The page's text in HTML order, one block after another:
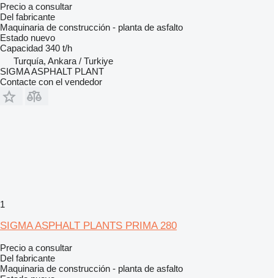
Precio a consultar
Del fabricante
Maquinaria de construcción - planta de asfalto
Estado nuevo
Capacidad 340 t/h
Turquía, Ankara / Turkiye
SIGMA ASPHALT PLANT
Contacte con el vendedor
1
SIGMA ASPHALT PLANTS PRIMA 280
Precio a consultar
Del fabricante
Maquinaria de construcción - planta de asfalto